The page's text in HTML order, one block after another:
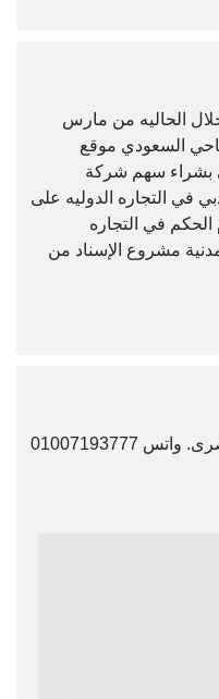
الحاليه من مارس
السعودي موقع
بشراء سهم شركة
في التجاره الدوليه على
في التجاره
مشروع الإسناد من